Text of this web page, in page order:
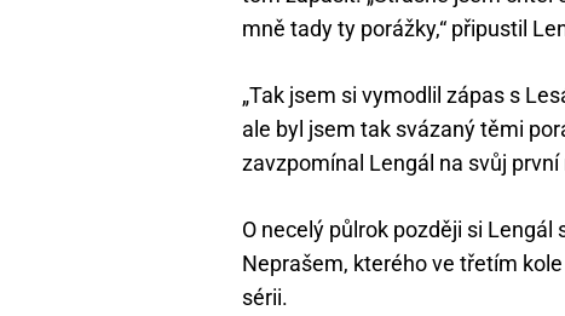
mně tady ty porážky,“ připustil
„Tak jsem si vymodlil zápas s
ale byl jsem tak svázaný těmi
zavzpomínal Lengál na svůj první
O necelý půlrok později si
Neprašem, kterého ve třetím
sérii.